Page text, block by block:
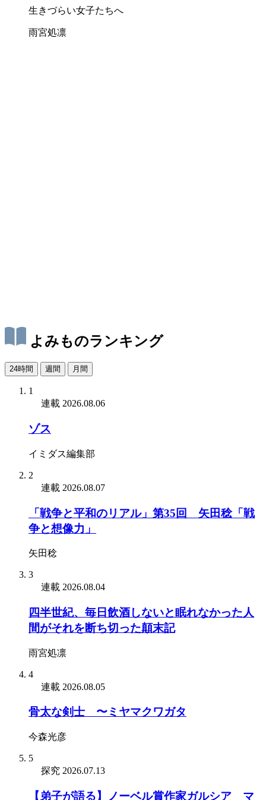
生きづらい女子たちへ
雨宮処凛
よみものランキング
24時間 週間 月間
1
連載 2026.08.06
ゾス
イミダス編集部
2
連載 2026.08.07
「戦争と平和のリアル」第35回 矢田稔「戦
争と想像力」
矢田稔
3
連載 2026.08.04
四半世紀、毎日飲酒しないと眠れなかった人
間がそれを断ち切った顛末記
雨宮処凛
4
連載 2026.08.05
骨太な剣士 〜ミヤマクワガタ
今森光彦
5
探究 2026.07.13
【弟子が語る】ノーベル賞作家ガルシア゠マ